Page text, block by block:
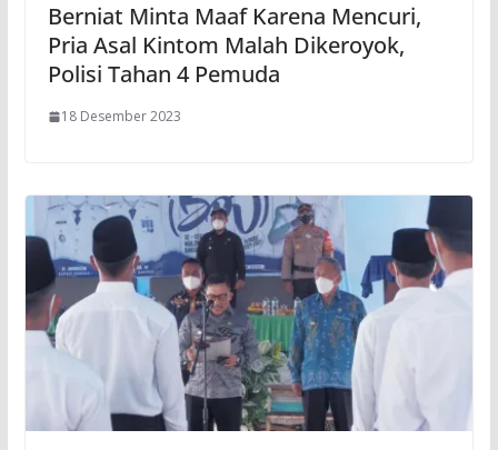
Berniat Minta Maaf Karena Mencuri,
Pria Asal Kintom Malah Dikeroyok,
Polisi Tahan 4 Pemuda
18 Desember 2023